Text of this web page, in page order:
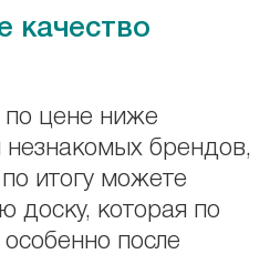
качество
по цене ниже
брендов,
по итогу можете
доску, которая по
после